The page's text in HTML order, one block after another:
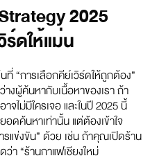
2025
ร์ดให้แม่น
ที่ “การเลือกคีย์เวิร์ดให้ถูกต้อง”
างผู้ค้นหากับเนื้อหาของเรา ถ้า
ไม่มีใครเจอ และในปี 2025 นี้
อดค้นหาเท่านั้น แต่ต้องเข้าใจ
รแข่งขัน” ด้วย เช่น ถ้าคุณเปิดร้าน
ว่า “ร้านกาแฟเชียงใหม่